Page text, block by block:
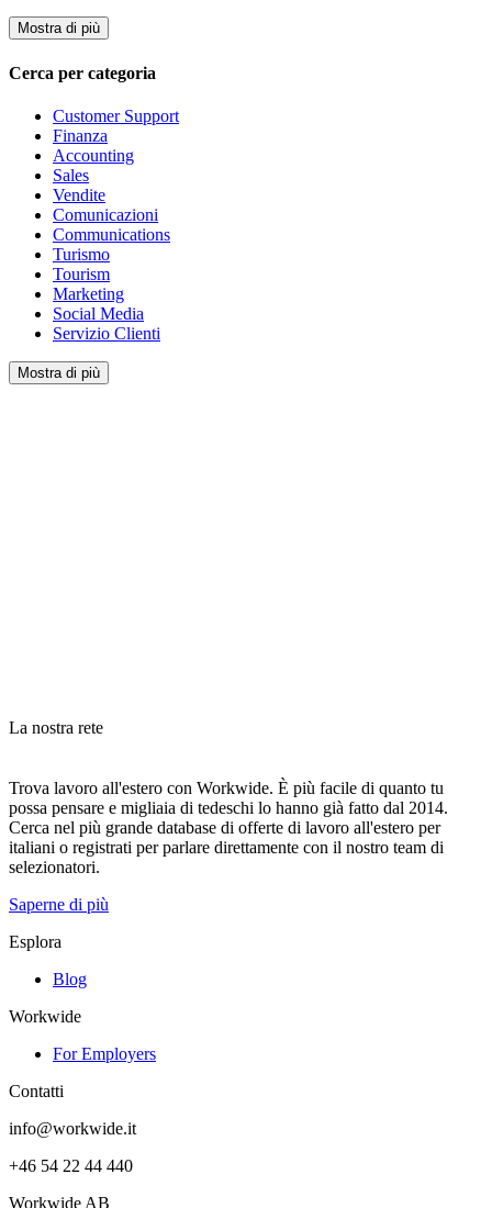
Mostra di più
Cerca per categoria
Customer Support
Finanza
Accounting
Sales
Vendite
Comunicazioni
Communications
Turismo
Tourism
Marketing
Social Media
Servizio Clienti
Mostra di più
La nostra rete
Trova lavoro all'estero con Workwide. È più facile di quanto tu
possa pensare e migliaia di tedeschi lo hanno già fatto dal 2014.
Cerca nel più grande database di offerte di lavoro all'estero per
italiani o registrati per parlare direttamente con il nostro team di
selezionatori.
Saperne di più
Esplora
Blog
Workwide
For Employers
Contatti
info@workwide.it
+46 54 22 44 440
Workwide AB